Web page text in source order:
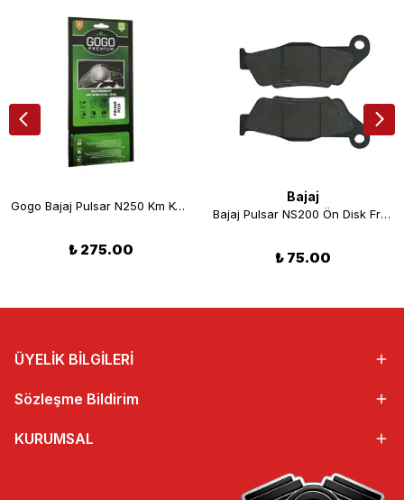
Gogo Bajaj Pulsar N250 Km Koruyucu Cam
₺ 275.00
Bajaj
Bajaj Pulsar NS200 Ön Disk Fren Balatası
₺ 75.00
ÜYELİK BİLGİLERİ
Sözleşme Bildirim
KURUMSAL